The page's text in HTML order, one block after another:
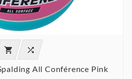
 
All Conférence Pink